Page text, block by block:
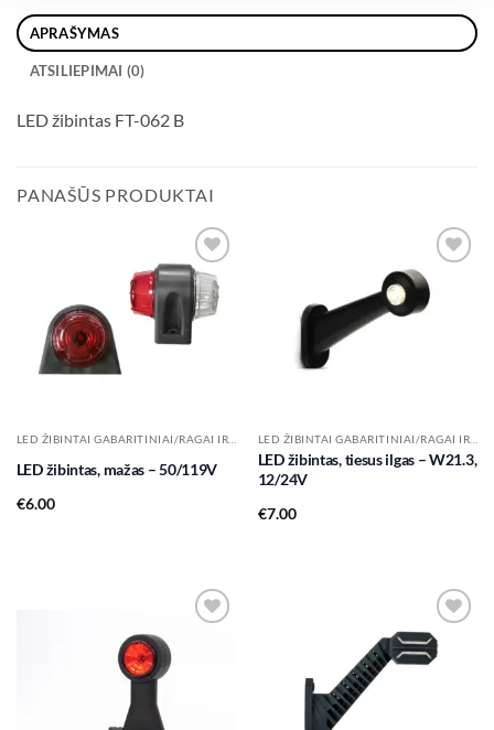
APRAŠYMAS
ATSILIEPIMAI (0)
LED žibintas FT-062 B
PANAŠŪS PRODUKTAI
Add to
wishlist
LED žibintas, mažas – 50/119V
€6.00
Add to
wishlist
LED žibintas, tiesus ilgas – W21.3,
12/24V
€7.00
Add to
wishlist